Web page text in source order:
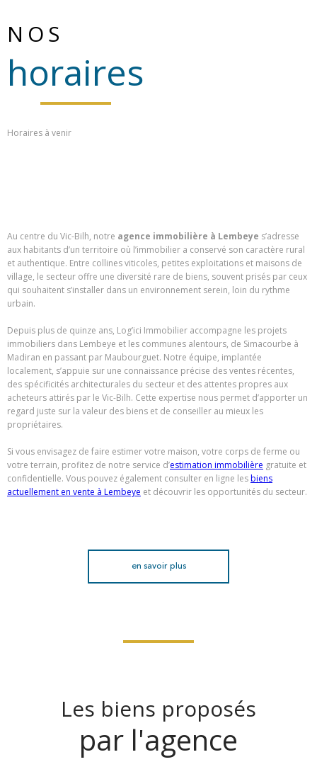
NOS
horaires
Horaires à venir
Au centre du Vic-Bilh, notre agence immobilière à Lembeye s’adresse
aux habitants d’un territoire où l’immobilier a conservé son caractère rural
et authentique. Entre collines viticoles, petites exploitations et maisons de
village, le secteur offre une diversité rare de biens, souvent prisés par ceux
qui souhaitent s’installer dans un environnement serein, loin du rythme
urbain.
Depuis plus de quinze ans, Log’ici Immobilier accompagne les projets
immobiliers dans Lembeye et les communes alentours, de Simacourbe à
Madiran en passant par Maubourguet. Notre équipe, implantée
localement, s’appuie sur une connaissance précise des ventes récentes,
des spécificités architecturales du secteur et des attentes propres aux
acheteurs attirés par le Vic-Bilh. Cette expertise nous permet d’apporter un
regard juste sur la valeur des biens et de conseiller au mieux les
propriétaires.
Si vous envisagez de faire estimer votre maison, votre corps de ferme ou
votre terrain, profitez de notre service d’estimation immobilière gratuite et
confidentielle. Vous pouvez également consulter en ligne lesbiens
actuellement en vente à Lembeye et découvrir les opportunités du secteur.
en savoir plus
Les biens proposés
par l'agence